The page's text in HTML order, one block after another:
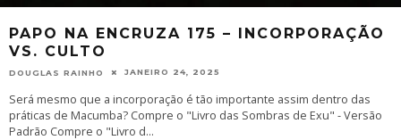
PAPO NA ENCRUZA 175 – INCORPORAÇÃO
VS. CULTO
DOUGLAS RAINHO JANEIRO 24, 2025
Será mesmo que a incorporação é tão importante assim dentro das
práticas de Macumba? Compre o "Livro das Sombras de Exu" - Versão
Padrão Compre o "Livro d...